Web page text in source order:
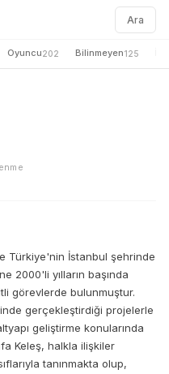
Ara
Oyuncu202 Bilinmeyen125
Türkiye'nin İstanbul şehrinde
2000'li yılların başında
görevlerde bulunmuştur.
gerçekleştirdiği projelerle
geliştirme konularında
Keleş, halkla ilişkiler
tanınmakta olup,